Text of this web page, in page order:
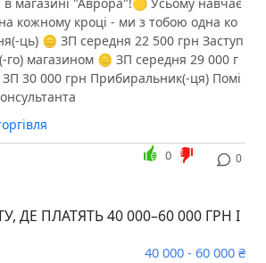
кожному кроці - ми з тобою одна ко
ць) 🪙 ЗП середня 22 500 грн Заступ
го) магазином 🪙 ЗП середня 29 000 г
ЗП 30 000 грн Прибиральник(-ця) Помі
0
0
ДЕ ПЛАТЯТЬ 40 000–60 000 ГРН І
40 000 - 60 000 ₴